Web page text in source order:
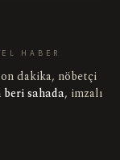
HABER
dakika, nöbetçi
beri sahada, imzalı